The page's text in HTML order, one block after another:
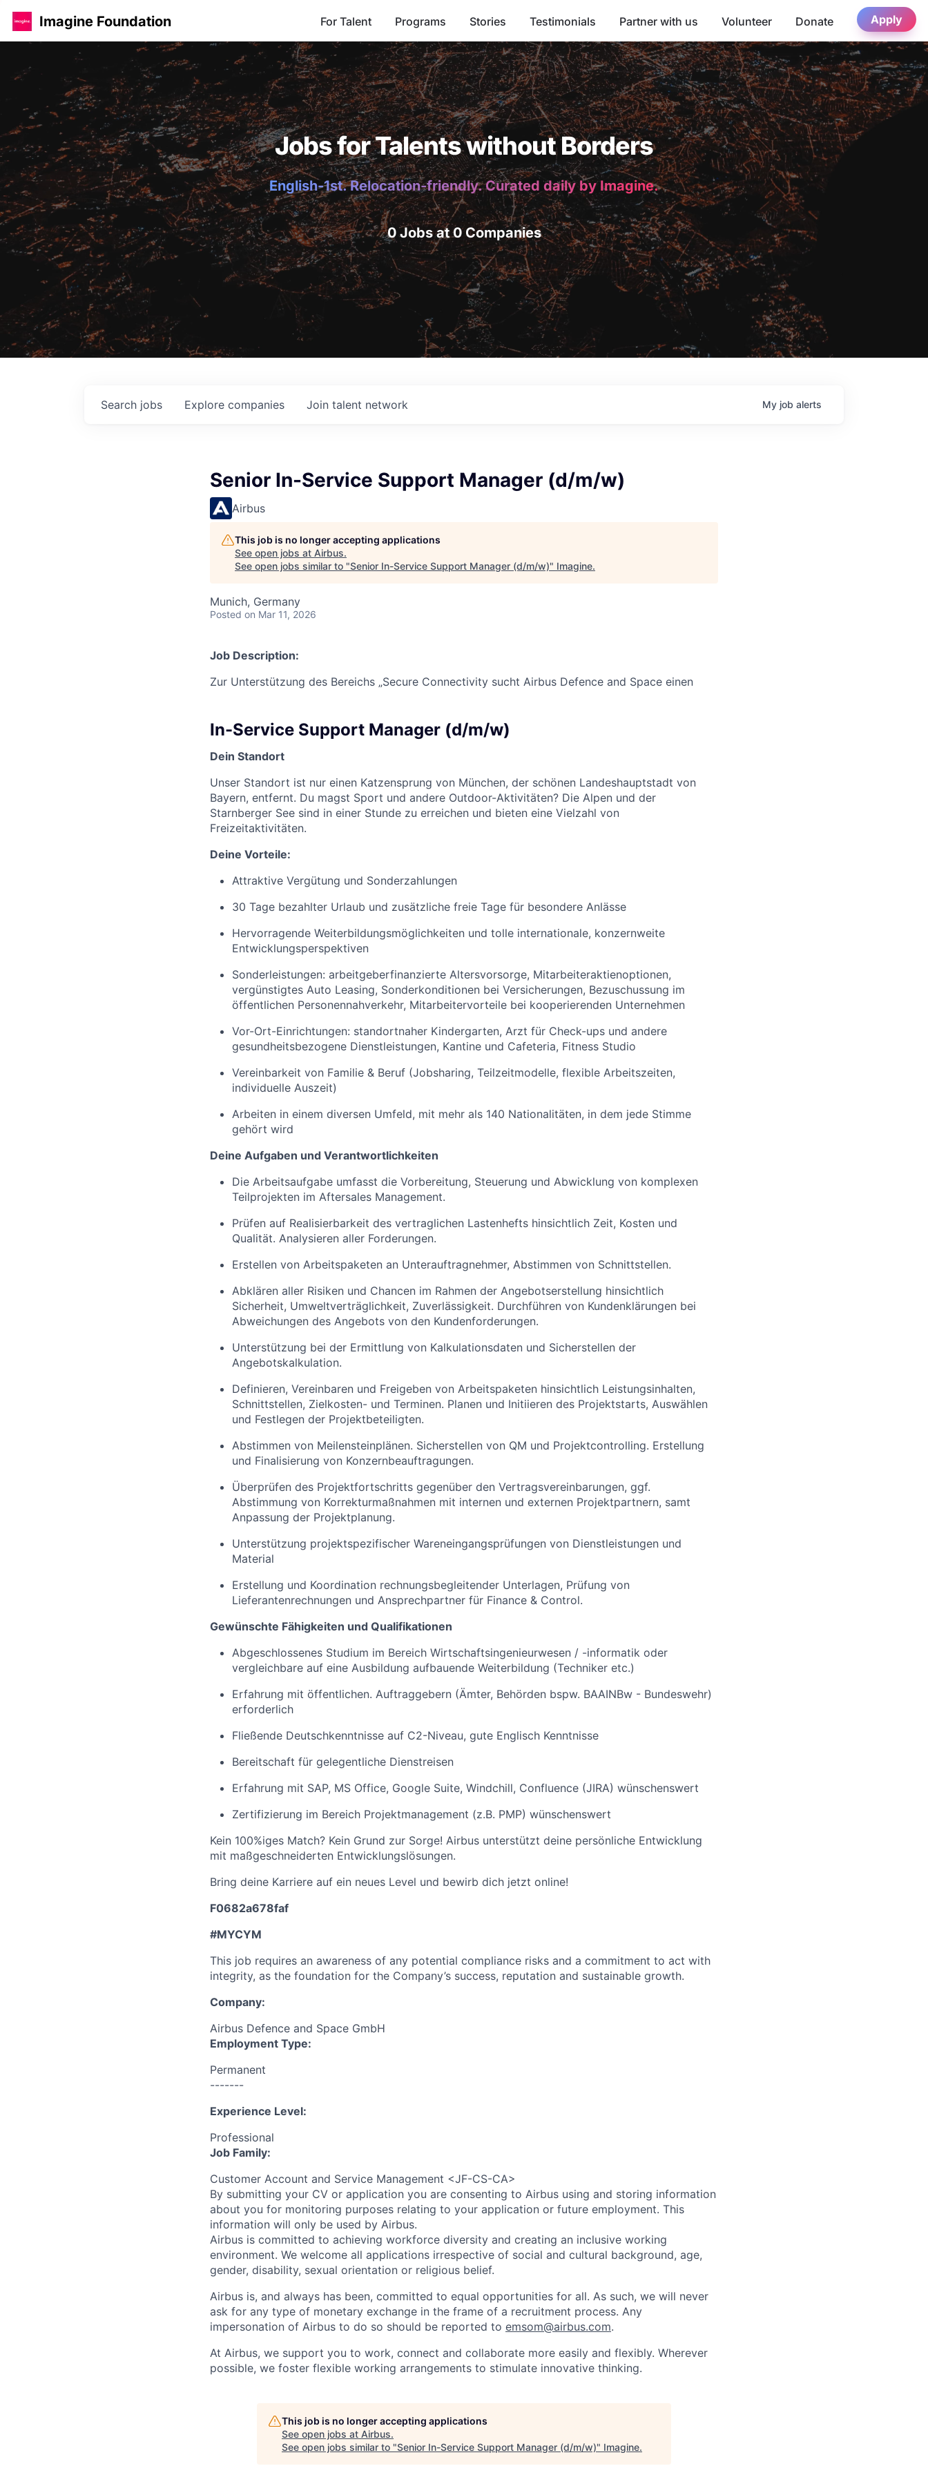
Imagine Foundation For Talent Programs Stories Testimonials Partner with us Volunteer Donate Apply
Jobs for Talents without Borders
English-1st. Relocation-friendly. Curated daily by Imagine.
0 Jobs at 0 Companies
Search jobs Explore companies Join talent network My job alerts
Senior In-Service Support Manager (d/m/w)
Airbus
This job is no longer accepting applications
See open jobs at Airbus.
See open jobs similar to "Senior In-Service Support Manager (d/m/w)" Imagine.
Munich, Germany
Posted on Mar 11, 2026
Job Description:
Zur Unterstützung des Bereichs „Secure Connectivity sucht Airbus Defence and Space einen
In-Service Support Manager (d/m/w)
Dein Standort
Unser Standort ist nur einen Katzensprung von München, der schönen Landeshauptstadt von
Bayern, entfernt. Du magst Sport und andere Outdoor-Aktivitäten? Die Alpen und der
Starnberger See sind in einer Stunde zu erreichen und bieten eine Vielzahl von
Freizeitaktivitäten.
Deine Vorteile:
Attraktive Vergütung und Sonderzahlungen
30 Tage bezahlter Urlaub und zusätzliche freie Tage für besondere Anlässe
Hervorragende Weiterbildungsmöglichkeiten und tolle internationale, konzernweite
Entwicklungsperspektiven
Sonderleistungen: arbeitgeberfinanzierte Altersvorsorge, Mitarbeiteraktienoptionen,
vergünstigtes Auto Leasing, Sonderkonditionen bei Versicherungen, Bezuschussung im
öffentlichen Personennahverkehr, Mitarbeitervorteile bei kooperierenden Unternehmen
Vor-Ort-Einrichtungen: standortnaher Kindergarten, Arzt für Check-ups und andere
gesundheitsbezogene Dienstleistungen, Kantine und Cafeteria, Fitness Studio
Vereinbarkeit von Familie & Beruf (Jobsharing, Teilzeitmodelle, flexible Arbeitszeiten,
individuelle Auszeit)
Arbeiten in einem diversen Umfeld, mit mehr als 140 Nationalitäten, in dem jede Stimme
gehört wird
Deine Aufgaben und Verantwortlichkeiten
Die Arbeitsaufgabe umfasst die Vorbereitung, Steuerung und Abwicklung von komplexen
Teilprojekten im Aftersales Management.
Prüfen auf Realisierbarkeit des vertraglichen Lastenhefts hinsichtlich Zeit, Kosten und
Qualität. Analysieren aller Forderungen.
Erstellen von Arbeitspaketen an Unterauftragnehmer, Abstimmen von Schnittstellen.
Abklären aller Risiken und Chancen im Rahmen der Angebotserstellung hinsichtlich
Sicherheit, Umweltverträglichkeit, Zuverlässigkeit. Durchführen von Kundenklärungen bei
Abweichungen des Angebots von den Kundenforderungen.
Unterstützung bei der Ermittlung von Kalkulationsdaten und Sicherstellen der
Angebotskalkulation.
Definieren, Vereinbaren und Freigeben von Arbeitspaketen hinsichtlich Leistungsinhalten,
Schnittstellen, Zielkosten- und Terminen. Planen und Initiieren des Projektstarts, Auswählen
und Festlegen der Projektbeteiligten.
Abstimmen von Meilensteinplänen. Sicherstellen von QM und Projektcontrolling. Erstellung
und Finalisierung von Konzernbeauftragungen.
Überprüfen des Projektfortschritts gegenüber den Vertragsvereinbarungen, ggf.
Abstimmung von Korrekturmaßnahmen mit internen und externen Projektpartnern, samt
Anpassung der Projektplanung.
Unterstützung projektspezifischer Wareneingangsprüfungen von Dienstleistungen und
Material
Erstellung und Koordination rechnungsbegleitender Unterlagen, Prüfung von
Lieferantenrechnungen und Ansprechpartner für Finance & Control.
Gewünschte Fähigkeiten und Qualifikationen
Abgeschlossenes Studium im Bereich Wirtschaftsingenieurwesen / -informatik oder
vergleichbare auf eine Ausbildung aufbauende Weiterbildung (Techniker etc.)
Erfahrung mit öffentlichen. Auftraggebern (Ämter, Behörden bspw. BAAINBw - Bundeswehr)
erforderlich
Fließende Deutschkenntnisse auf C2-Niveau, gute Englisch Kenntnisse
Bereitschaft für gelegentliche Dienstreisen
Erfahrung mit SAP, MS Office, Google Suite, Windchill, Confluence (JIRA) wünschenswert
Zertifizierung im Bereich Projektmanagement (z.B. PMP) wünschenswert
Kein 100%iges Match? Kein Grund zur Sorge! Airbus unterstützt deine persönliche Entwicklung
mit maßgeschneiderten Entwicklungslösungen.
Bring deine Karriere auf ein neues Level und bewirb dich jetzt online!
F0682a678faf
#MYCYM
This job requires an awareness of any potential compliance risks and a commitment to act with
integrity, as the foundation for the Company’s success, reputation and sustainable growth.
Company:
Airbus Defence and Space GmbH
Employment Type:
Permanent
-------
Experience Level:
Professional
Job Family:
Customer Account and Service Management <JF-CS-CA>
By submitting your CV or application you are consenting to Airbus using and storing information
about you for monitoring purposes relating to your application or future employment. This
information will only be used by Airbus.
Airbus is committed to achieving workforce diversity and creating an inclusive working
environment. We welcome all applications irrespective of social and cultural background, age,
gender, disability, sexual orientation or religious belief.
Airbus is, and always has been, committed to equal opportunities for all. As such, we will never
ask for any type of monetary exchange in the frame of a recruitment process. Any
impersonation of Airbus to do so should be reported to emsom@airbus.com.
At Airbus, we support you to work, connect and collaborate more easily and flexibly. Wherever
possible, we foster flexible working arrangements to stimulate innovative thinking.
This job is no longer accepting applications
See open jobs at Airbus.
See open jobs similar to "Senior In-Service Support Manager (d/m/w)" Imagine.